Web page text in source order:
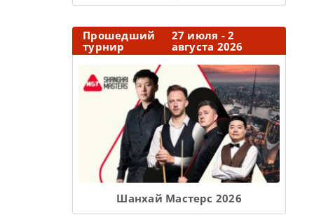
Прошедший
турнир
27 июля - 2
августа 2026
Шанхай Мастерс 2026